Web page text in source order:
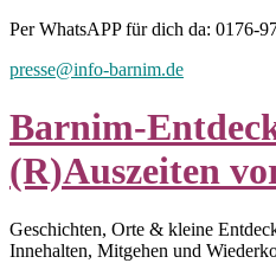
Skip
content
Per WhatsAPP für dich da: 0176-
presse@info-barnim.de
Barnim-
(R)Auszeiten
Geschichten, Orte & kleine
Innehalten, Mitgehen und